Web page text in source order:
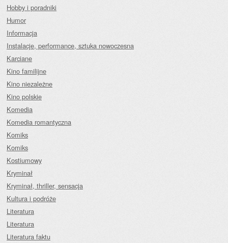
Hobby i poradniki
Humor
Informacja
Instalacje, performance, sztuka nowoczesna
Karciane
Kino familijne
Kino niezależne
Kino polskie
Komedia
Komedia romantyczna
Komiks
Komiks
Kostiumowy
Kryminał
Kryminał, thriller, sensacja
Kultura i podróże
Literatura
Literatura
Literatura faktu